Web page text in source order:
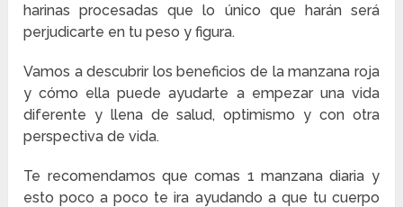
harinas procesadas que lo único que harán será
perjudicarte en tu peso y figura.
Vamos a descubrir los beneficios de la manzana roja
y cómo ella puede ayudarte a empezar una vida
diferente y llena de salud, optimismo y con otra
perspectiva de vida.
Te recomendamos que comas 1 manzana diaria y
esto poco a poco te ira ayudando a que tu cuerpo